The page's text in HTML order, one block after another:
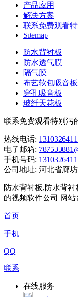
产品应用
解决方案
联系免费观看
Sitemap
防水背衬板
防水透气膜
隔气膜
布艺软包吸音板
穿孔吸音板
玻纤天花板
联系免费观看特别污
热线电话:
电子邮箱:
手机号码:
公司地址: 河北省廊
防水背衬板,防水背
的视频软件公司 网站
首页
手机
QQ
联系
在线服务